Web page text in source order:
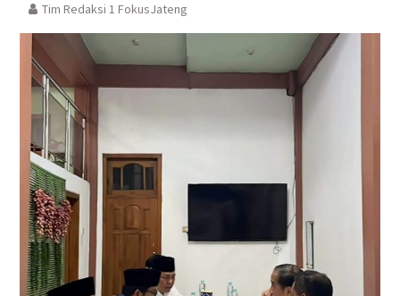
Tim Redaksi 1 FokusJateng